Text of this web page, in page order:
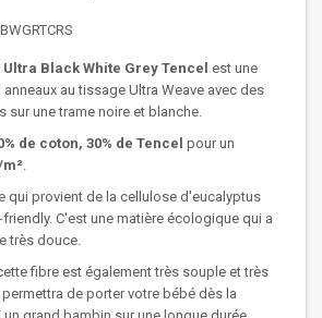
Black White Grey Tencel est une
au tissage Ultra Weave avec des
une trame noire et blanche.
de coton, 30% de Tencel pour un
m².
qui provient de la cellulose d'eucalyptus
friendly. C'est une matière écologique qui a
très douce.
fibre est également très souple et très
de porter votre bébé dès la